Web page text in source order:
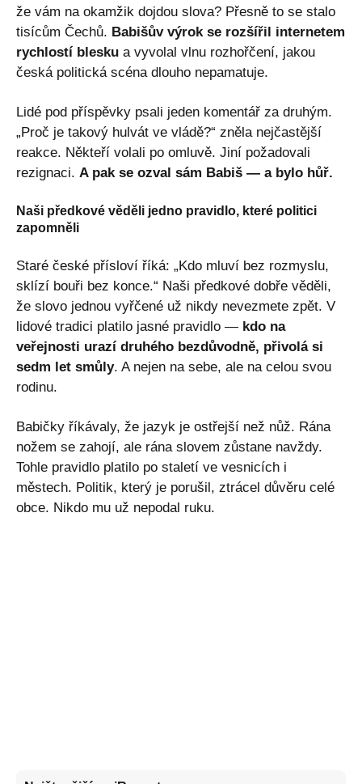
že vám na okamžik dojdou slova? Přesně to se stalo
tisícům Čechů. Babišův výrok se rozšířil internetem
rychlostí blesku a vyvolal vlnu rozhořčení, jakou
česká politická scéna dlouho nepamatuje.
Lidé pod příspěvky psali jeden komentář za druhým.
„Proč je takový hulvát ve vládě?“ zněla nejčastější
reakce. Někteří volali po omluvě. Jiní požadovali
rezignaci. A pak se ozval sám Babiš — a bylo hůř.
Naši předkové věděli jedno pravidlo, které politici
zapomněli
Staré české přísloví říká: „Kdo mluví bez rozmyslu,
sklízí bouři bez konce.“ Naši předkové dobře věděli,
že slovo jednou vyřčené už nikdy nevezmete zpět. V
lidové tradici platilo jasné pravidlo — kdo na
veřejnosti urazí druhého bezdůvodně, přivolá si
sedm let smůly. A nejen na sebe, ale na celou svou
rodinu.
Babičky říkávaly, že jazyk je ostřejší než nůž. Rána
nožem se zahojí, ale rána slovem zůstane navždy.
Tohle pravidlo platilo po staletí ve vesnicích i
městech. Politik, který je porušil, ztrácel důvěru celé
obce. Nikdo mu už nepodal ruku.